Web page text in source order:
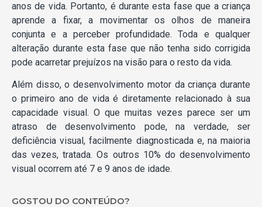
anos de vida. Portanto, é durante esta fase que a criança
aprende a fixar, a movimentar os olhos de maneira
conjunta e a perceber profundidade. Toda e qualquer
alteração durante esta fase que não tenha sido corrigida
pode acarretar prejuízos na visão para o resto da vida.
Além disso, o desenvolvimento motor da criança durante
o primeiro ano de vida é diretamente relacionado à sua
capacidade visual. O que muitas vezes parece ser um
atraso de desenvolvimento pode, na verdade, ser
deficiência visual, facilmente diagnosticada e, na maioria
das vezes, tratada. Os outros 10% do desenvolvimento
visual ocorrem até 7 e 9 anos de idade.
GOSTOU DO CONTEÚDO?